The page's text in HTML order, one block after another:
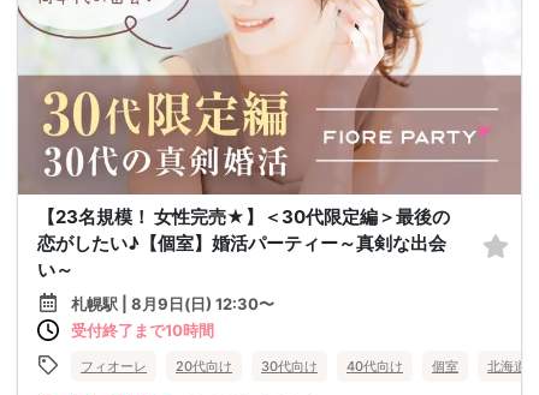
【23名規模！ 女性完売★】＜30代限定編＞最後の
恋がしたい♪【個室】婚活パーティー～真剣な出会
い～
札幌駅 | 8月9日(日) 12:30〜
受付終了まで10時間
フィオーレ 20代向け 30代向け 40代向け 個室 北海道